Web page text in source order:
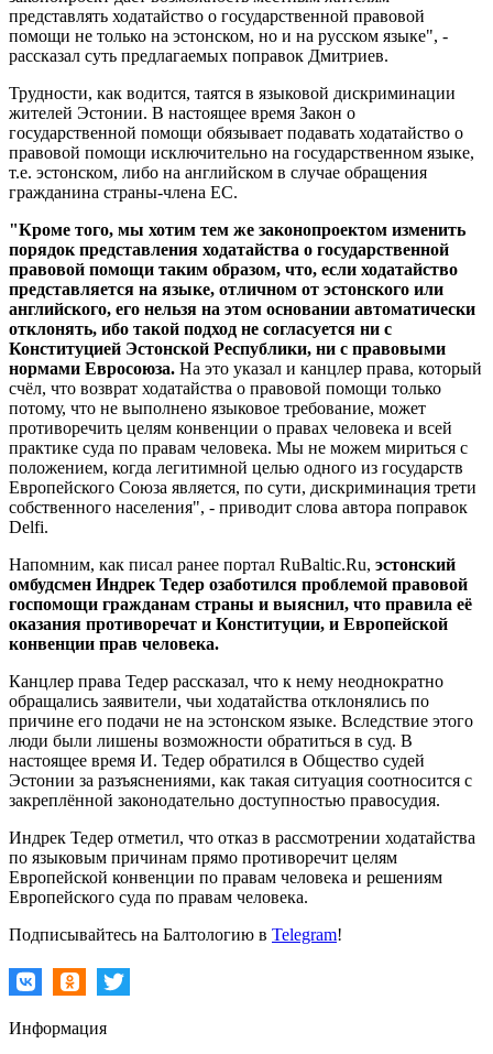
представлять ходатайство о государственной правовой
помощи не только на эстонском, но и на русском языке", -
рассказал суть предлагаемых поправок Дмитриев.
Трудности, как водится, таятся в языковой дискриминации
жителей Эстонии. В настоящее время Закон о
государственной помощи обязывает подавать ходатайство о
правовой помощи исключительно на государственном языке,
т.е. эстонском, либо на английском в случае обращения
гражданина страны-члена ЕС.
"Кроме того, мы хотим тем же законопроектом изменить
порядок представления ходатайства о государственной
правовой помощи таким образом, что, если ходатайство
представляется на языке, отличном от эстонского или
английского, его нельзя на этом основании автоматически
отклонять, ибо такой подход не согласуется ни с
Конституцией Эстонской Республики, ни с правовыми
нормами Евросоюза. На это указал и канцлер права, который
счёл, что возврат ходатайства о правовой помощи только
потому, что не выполнено языковое требование, может
противоречить целям конвенции о правах человека и всей
практике суда по правам человека. Мы не можем мириться с
положением, когда легитимной целью одного из государств
Европейского Союза является, по сути, дискриминация трети
собственного населения", - приводит слова автора поправок
Delfi.
Напомним, как писал ранее портал RuBaltic.Ru, эстонский
омбудсмен Индрек Тедер озаботился проблемой правовой
госпомощи гражданам страны и выяснил, что правила её
оказания противоречат и Конституции, и Европейской
конвенции прав человека.
Канцлер права Тедер рассказал, что к нему неоднократно
обращались заявители, чьи ходатайства отклонялись по
причине его подачи не на эстонском языке. Вследствие этого
люди были лишены возможности обратиться в суд. В
настоящее время И. Тедер обратился в Общество судей
Эстонии за разъяснениями, как такая ситуация соотносится с
закреплённой законодательно доступностью правосудия.
Индрек Тедер отметил, что отказ в рассмотрении ходатайства
по языковым причинам прямо противоречит целям
Европейской конвенции по правам человека и решениям
Европейского суда по правам человека.
Подписывайтесь на Балтологию в Telegram!
Информация